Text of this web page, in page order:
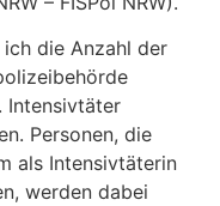
die Anzahl der
Intensivtäter
Per­sonen, die
als Intensivtäterin
werden dabei